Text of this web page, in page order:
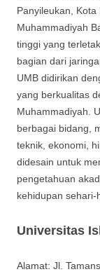
Panyileukan,
Muhammadiyah
tinggi yang
bagian dari
UMB didirikan
yang berkualitas
Muhammadiyah.
berbagai bidang,
teknik, ekonomi,
didesain untuk
pengetahuan
kehidupan sehari-
Universitas
Alamat: Jl.